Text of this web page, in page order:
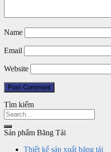
Name
Email
Website
Tìm kiếm
Sản phẩm Băng Tải
Thiết kế sản xuất băng tải